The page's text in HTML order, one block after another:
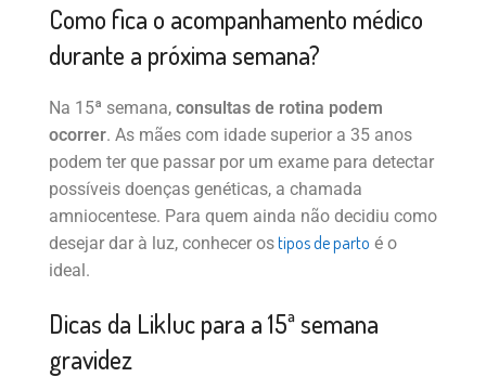
Como fica o acompanhamento médico
durante a próxima semana?
Na 15ª semana, consultas de rotina podem
ocorrer. As mães com idade superior a 35 anos
podem ter que passar por um exame para detectar
possíveis doenças genéticas, a chamada
amniocentese. Para quem ainda não decidiu como
desejar dar à luz, conhecer ostipos de parto é o
ideal.
Dicas da Likluc para a 15ª semana
gravidez